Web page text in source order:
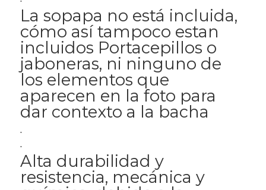
La sopapa no está incluida,
cómo así tampoco estan
incluidos Portacepillos o
jaboneras, ni ninguno de
los elementos que
aparecen en la foto para
dar contexto a la bacha
.
.
Alta durabilidad y
resistencia, mecánica y